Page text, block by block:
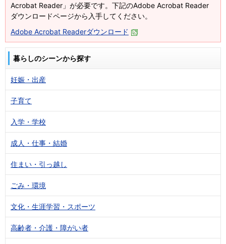
Acrobat Reader」が必要です。下記のAdobe Acrobat Reader
ダウンロードページから入手してください。
Adobe Acrobat Readerダウンロード
暮らしのシーンから探す
妊娠・出産
子育て
入学・学校
成人・仕事・結婚
住まい・引っ越し
ごみ・環境
文化・生涯学習・スポーツ
高齢者・介護・障がい者